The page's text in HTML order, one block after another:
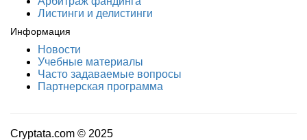
Листинги и делистинги
Информация
Новости
Учебные материалы
Часто задаваемые вопросы
Партнерская программа
Cryptata.com © 2025